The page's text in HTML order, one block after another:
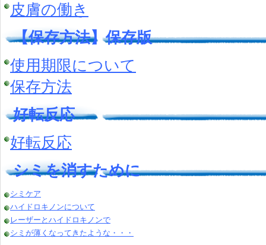
皮膚の働き
【保存方法】保存版
使用期限について
保存方法
好転反応
好転反応
シミを消すために
シミケア
ハイドロキノンについて
レーザーとハイドロキノンで
シミが薄くなってきたような・・・